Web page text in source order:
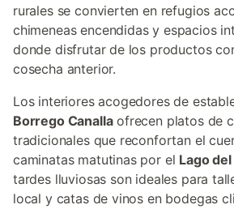
rurales se convierten en refugios
chimeneas encendidas y espacios
donde disfrutar de los productos
cosecha anterior.
Los interiores acogedores de
Borrego Canallaofrecen platos de
tradicionales que reconfortan el
caminatas matutinas por el Lago
tardes lluviosas son ideales para
local y catas de vinos en bodegas